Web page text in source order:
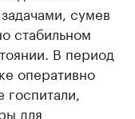
сумев
стабильном
В период
оперативно
для